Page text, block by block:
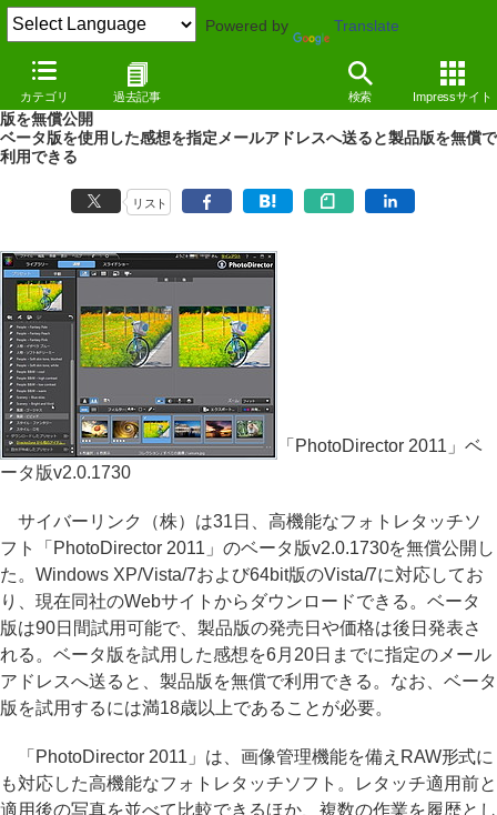
Powered by Translate
カテゴリ 過去記事 検索 Impressサイト
NEWS（11/05/31 19:54）
CyberLink、高機能レタッチソフト「PhotoDirector 2011」のベータ
版を無償公開
ベータ版を使用した感想を指定メールアドレスへ送ると製品版を無償で
利用できる
リスト
「PhotoDirector 2011」ベ
ータ版v2.0.1730
サイバーリンク（株）は31日、高機能なフォトレタッチソ
フト「PhotoDirector 2011」のベータ版v2.0.1730を無償公開し
た。Windows XP/Vista/7および64bit版のVista/7に対応してお
り、現在同社のWebサイトからダウンロードできる。ベータ
版は90日間試用可能で、製品版の発売日や価格は後日発表さ
れる。ベータ版を試用した感想を6月20日までに指定のメール
アドレスへ送ると、製品版を無償で利用できる。なお、ベータ
版を試用するには満18歳以上であることが必要。
「PhotoDirector 2011」は、画像管理機能を備えRAW形式に
も対応した高機能なフォトレタッチソフト。レタッチ適用前と
適用後の写真を並べて比較できるほか、複数の作業を履歴とし